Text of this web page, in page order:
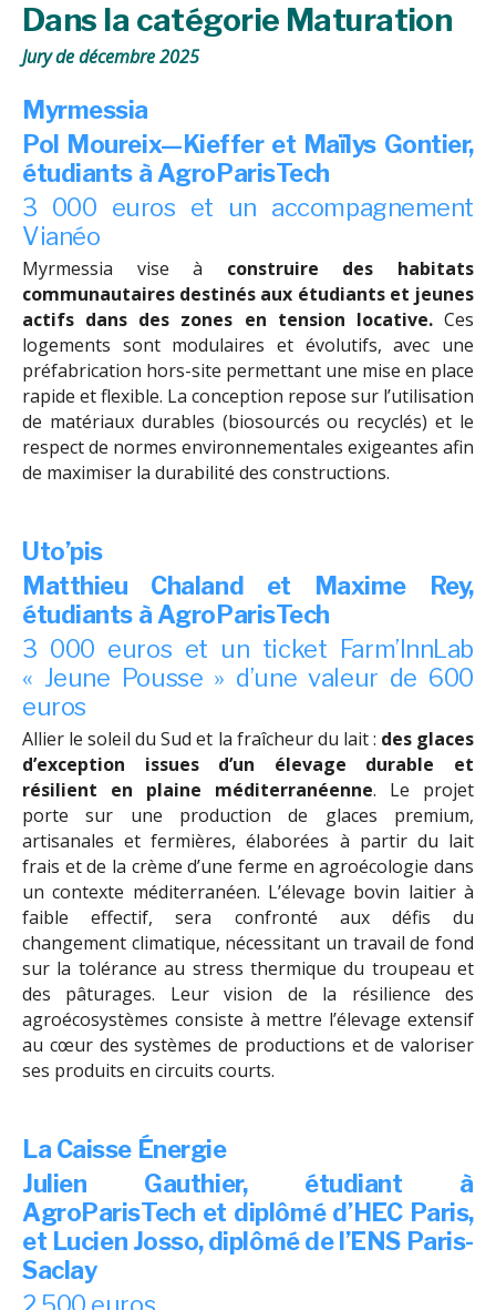
Dans la catégorie Maturation
Jury de décembre 2025
Myrmessia
Pol Moureix—Kieffer et Maïlys Gontier,
étudiants à AgroParisTech
3 000 euros et un accompagnement
Vianéo
Myrmessia vise à construire des habitats
communautaires destinés aux étudiants et jeunes
actifs dans des zones en tension locative.Ces
logements sont modulaires et évolutifs, avec une
préfabrication hors-site permettant une mise en place
rapide et flexible. La conception repose sur l’utilisation
de matériaux durables (biosourcés ou recyclés) et le
respect de normes environnementales exigeantes afin
de maximiser la durabilité des constructions.
Uto’pis
Matthieu Chaland et Maxime Rey,
étudiants à AgroParisTech
3 000 euros et un ticket Farm’InnLab
« Jeune Pousse » d’une valeur de 600
euros
Allier le soleil du Sud et la fraîcheur du lait : des glaces
d’exception issues d’un élevage durable et
résilient en plaine méditerranéenne. Le projet
porte sur une production de glaces premium,
artisanales et fermières, élaborées à partir du lait
frais et de la crème d’une ferme en agroécologie dans
un contexte méditerranéen. L’élevage bovin laitier à
faible effectif, sera confronté aux défis du
changement climatique, nécessitant un travail de fond
sur la tolérance au stress thermique du troupeau et
des pâturages. Leur vision de la résilience des
agroécosystèmes consiste à mettre l’élevage extensif
au cœur des systèmes de productions et de valoriser
ses produits en circuits courts.
La Caisse Énergie
Julien Gauthier, étudiant à
AgroParisTech et diplômé d’HEC Paris,
et Lucien Josso, diplômé de l’ENS Paris-
Saclay